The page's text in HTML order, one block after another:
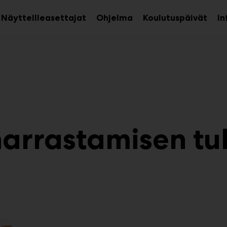
Näytteilleasettajat Ohjelma KoulutuspäivätAvaa